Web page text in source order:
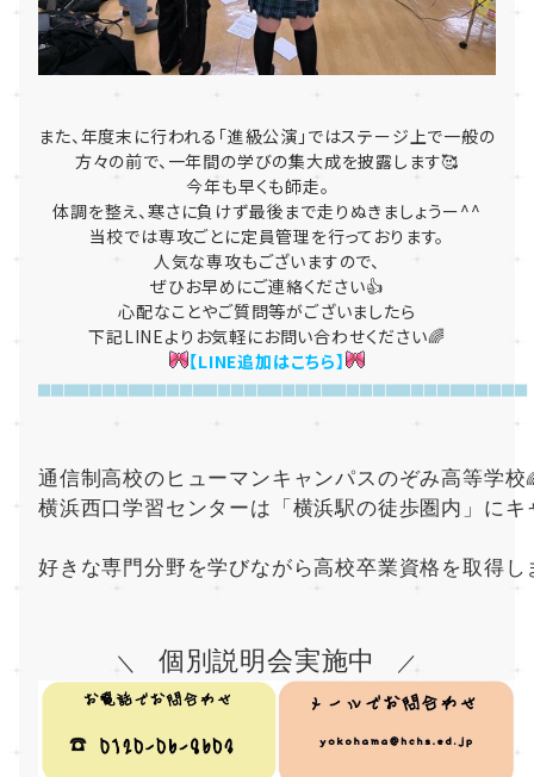
また、年度末に行われる「進級公演」 ではステージ上で一般の
方々の前で、 一年間の学びの集大成を披露します🥰
今年も早くも師走。
体調を整え、寒さに負けず最後まで走りぬきましょうー^^
当校では専攻ごとに定員管理を行っております。
人気な専攻もございますので、
ぜひお早めにご連絡ください👍
心配なことやご質問等がございましたら
下記LINEよりお気軽にお問い合わせください🌈
【LINE追加はこちら】
■■■■■■■■■■■■■■■■■■■■■■■■■■■■■■■■■■■■■■
通信制高校のヒューマンキャンパスのぞみ高等学校
横浜西口学習センターは「横浜駅の徒歩圏内」に
好きな専門分野を学びながら高校卒業資格を取得し
＼ 個別説明会実施中 ／